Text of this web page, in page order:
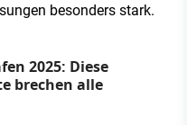
besonders stark.
2025: Diese
brechen alle